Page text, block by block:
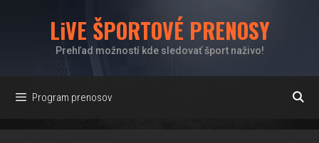
LiVE ŠPORTOVÉ PRENOSY
Prehľad možností kde sledovať šport naživo!
Program prenosov